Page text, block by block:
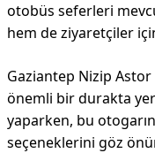
otobüs seferleri
hem de ziyaretçiler
Gaziantep Nizip
önemli bir durakta yer
yaparken, bu
seçeneklerini göz